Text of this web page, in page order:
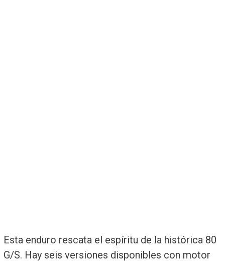
Esta enduro rescata el espíritu de la histórica 80
G/S. Hay seis versiones disponibles con motor